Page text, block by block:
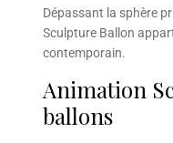
Dépassant la sphère
Sculpture Ballon
contemporain.
Animation
ballons